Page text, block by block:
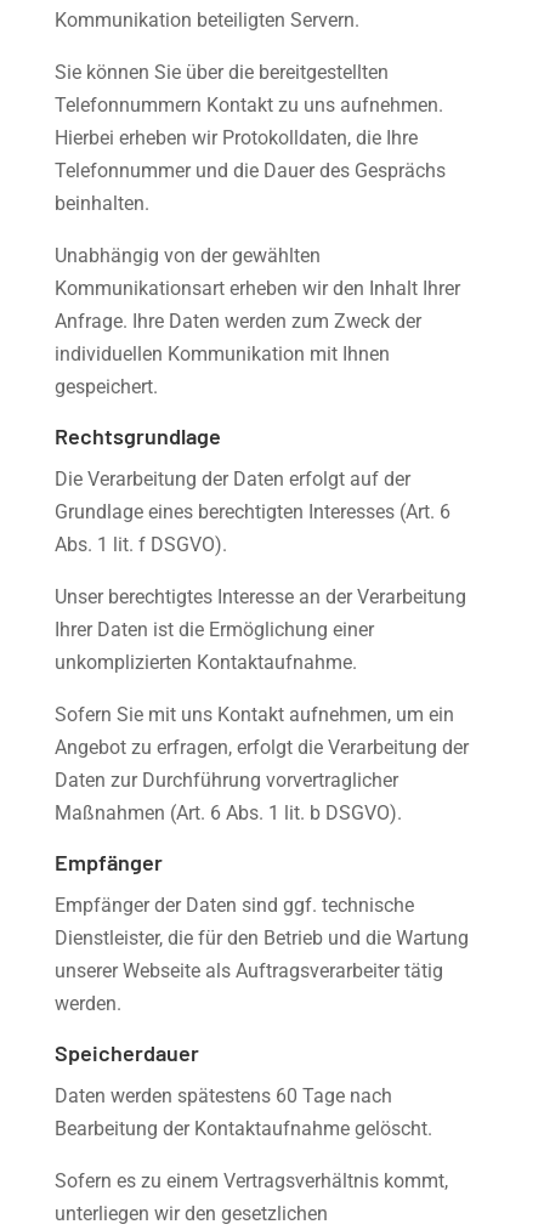
Kommunikation beteiligten Servern.
Sie können Sie über die bereitgestellten
Telefonnummern Kontakt zu uns aufnehmen.
Hierbei erheben wir Protokolldaten, die Ihre
Telefonnummer und die Dauer des Gesprächs
beinhalten.
Unabhängig von der gewählten
Kommunikationsart erheben wir den Inhalt Ihrer
Anfrage. Ihre Daten werden zum Zweck der
individuellen Kommunikation mit Ihnen
gespeichert.
Rechtsgrundlage
Die Verarbeitung der Daten erfolgt auf der
Grundlage eines berechtigten Interesses (Art. 6
Abs. 1 lit. f DSGVO).
Unser berechtigtes Interesse an der Verarbeitung
Ihrer Daten ist die Ermöglichung einer
unkomplizierten Kontaktaufnahme.
Sofern Sie mit uns Kontakt aufnehmen, um ein
Angebot zu erfragen, erfolgt die Verarbeitung der
Daten zur Durchführung vorvertraglicher
Maßnahmen (Art. 6 Abs. 1 lit. b DSGVO).
Empfänger
Empfänger der Daten sind ggf. technische
Dienstleister, die für den Betrieb und die Wartung
unserer Webseite als Auftragsverarbeiter tätig
werden.
Speicherdauer
Daten werden spätestens 60 Tage nach
Bearbeitung der Kontaktaufnahme gelöscht.
Sofern es zu einem Vertragsverhältnis kommt,
unterliegen wir den gesetzlichen